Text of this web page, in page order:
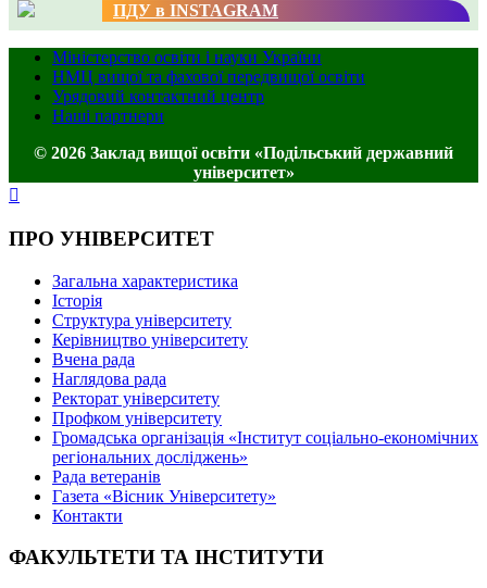
ПДУ в INSTAGRAM
Міністерство освіти і науки України
НМЦ вищої та фахової передвищої освіти
Урядовий контактний центр
Наші партнери
© 2026 Заклад вищої освіти «Подільський державний
університет»
ПРО УНІВЕРСИТЕТ
Загальна характеристика
Історія
Структура університету
Керівництво університету
Вчена рада
Наглядова рада
Ректорат університету
Профком університету
Громадська організація «Інститут соціально-економічних
регіональних досліджень»
Рада ветеранів
Газета «Вісник Університету»
Контакти
ФАКУЛЬТЕТИ ТА ІНСТИТУТИ